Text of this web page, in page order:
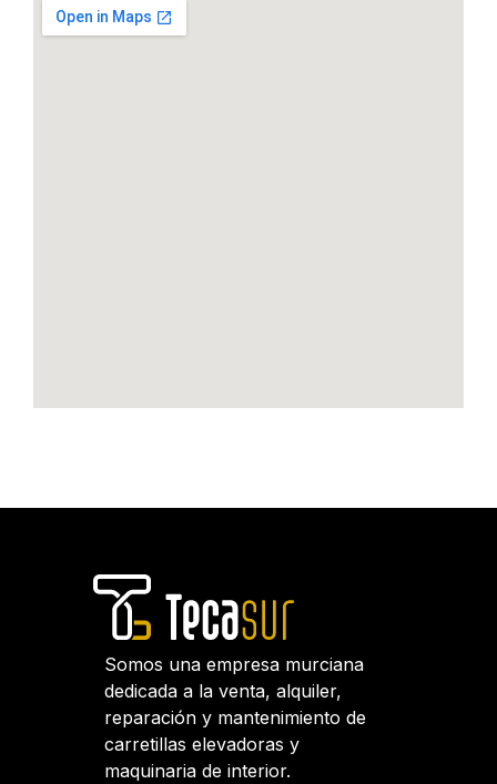
Somos una empresa murciana
dedicada a la venta, alquiler,
reparación y mantenimiento de
carretillas elevadoras y
maquinaria de interior.